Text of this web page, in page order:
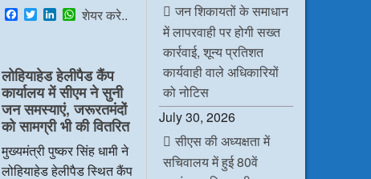
F
a
b
o
o
k
T
w
t
e
r
L
i
e
d
I
n
W
h
s
A
p
p
शेयर करे..
लोहियाहेड हेलीपैड कैंप
कार्यालय में सीएम ने सुनी
जन समस्याएं, जरूरतमंदों
को सामग्री भी की वितरित
मुख्यमंत्री पुष्कर सिंह धामी ने
लोहियाहेड हेलीपैड स्थित कैंप
जन शिकायतों के समाधान
में लापरवाही पर होगी सख्त
कार्रवाई, शून्य प्रतिशत
कार्यवाही वाले अधिकारियों
को नोटिस
July 30, 2026
सीएस की अध्यक्षता में
सचिवालय में हुई 80वें